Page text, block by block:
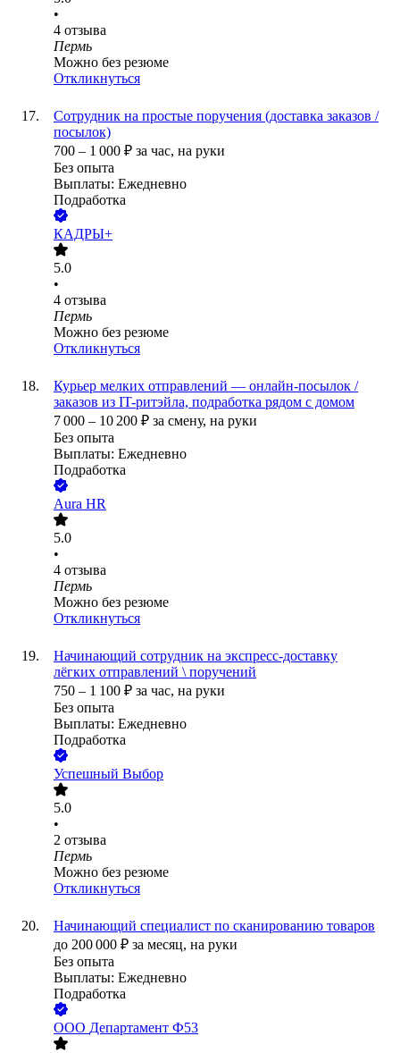
•
4 отзыва
Пермь
Можно без резюме
Откликнуться
Сотрудник на простые поручения (доставка заказов /
посылок)
700 – 1 000 ₽ за час, на руки
Без опыта
Выплаты: Ежедневно
Подработка
КАДРЫ+
5.0
•
4 отзыва
Пермь
Можно без резюме
Откликнуться
Курьер мелких отправлений — онлайн-посылок /
заказов из IT-ритэйла, подработка рядом с домом
7 000 – 10 200 ₽ за смену, на руки
Без опыта
Выплаты: Ежедневно
Подработка
Aura HR
5.0
•
4 отзыва
Пермь
Можно без резюме
Откликнуться
Начинающий сотрудник на экспресс-доставку
лёгких отправлений \ поручений
750 – 1 100 ₽ за час, на руки
Без опыта
Выплаты: Ежедневно
Подработка
Успешный Выбор
5.0
•
2 отзыва
Пермь
Можно без резюме
Откликнуться
Начинающий специалист по сканированию товаров
до 200 000 ₽ за месяц, на руки
Без опыта
Выплаты: Ежедневно
Подработка
ООО Департамент Ф53